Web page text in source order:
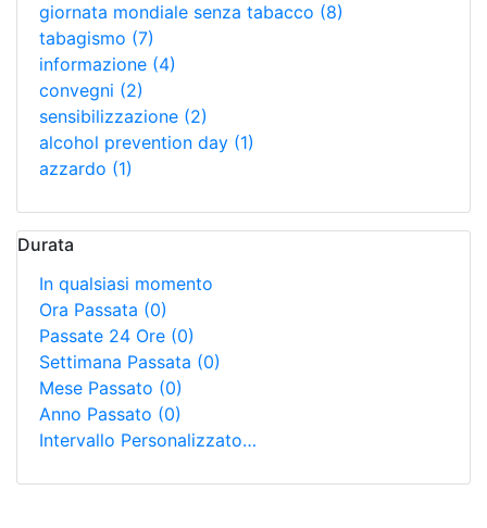
giornata mondiale senza tabacco (8)
tabagismo (7)
informazione (4)
convegni (2)
sensibilizzazione (2)
alcohol prevention day (1)
azzardo (1)
Durata
In qualsiasi momento
Ora Passata (0)
Passate 24 Ore (0)
Settimana Passata (0)
Mese Passato (0)
Anno Passato (0)
Intervallo Personalizzato…